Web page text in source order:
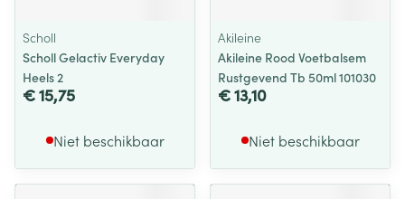
Scholl
Scholl Gelactiv Everyday
Heels 2
€ 15,75
Niet beschikbaar
Akileine
Akileine Rood Voetbalsem
Rustgevend Tb 50ml 101030
€ 13,10
Niet beschikbaar